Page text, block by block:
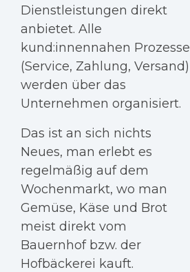
Dienstleistungen direkt
anbietet. Alle
kund:innennahen Prozesse
(Service, Zahlung, Versand)
werden über das
Unternehmen organisiert.
Das ist an sich nichts
Neues, man erlebt es
regelmäßig auf dem
Wochenmarkt, wo man
Gemüse, Käse und Brot
meist direkt vom
Bauernhof bzw. der
Hofbäckerei kauft.